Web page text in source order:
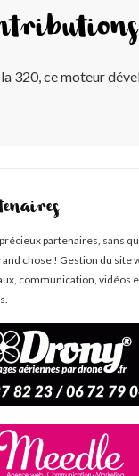
320, ce moteur
partenaires, sans
chose ! Gestion du site
communication, vidéos